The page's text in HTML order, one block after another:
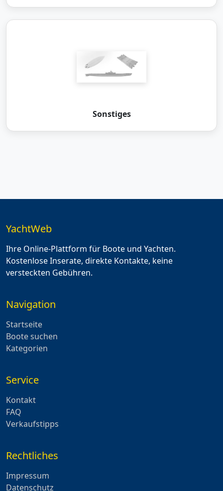
Sonstiges
YachtWeb
Ihre Online-Plattform für Boote und Yachten.
Kostenlose Inserate, direkte Kontakte, keine
versteckten Gebühren.
Navigation
Startseite
Boote suchen
Kategorien
Service
Kontakt
FAQ
Verkaufstipps
Rechtliches
Impressum
Datenschutz